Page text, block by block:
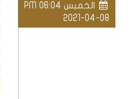
الخميس PM 06:04
2021-04-08